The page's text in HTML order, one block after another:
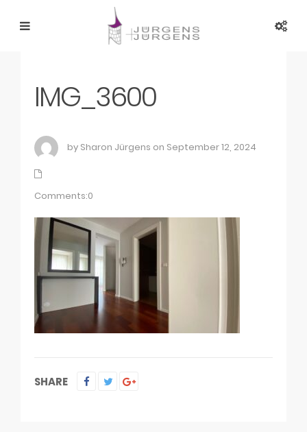
IMG_3600
by Sharon Jürgens on September 12, 2024
Comments:0
SHARE